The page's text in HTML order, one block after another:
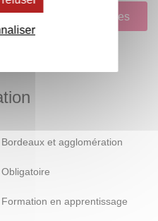
des compétences
Bordeaux et agglomération
Obligatoire
Formation en apprentissage